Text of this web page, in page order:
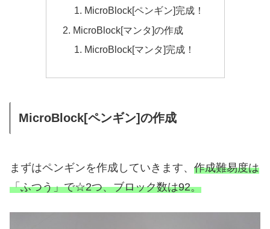
MicroBlock[ペンギン]完成！
MicroBlock[マンタ]の作成
MicroBlock[マンタ]完成！
MicroBlock[ペンギン]の作成
まずはペンギンを作成していきます、 作成難易度は
「ふつう」で☆2つ、ブロック数は92。